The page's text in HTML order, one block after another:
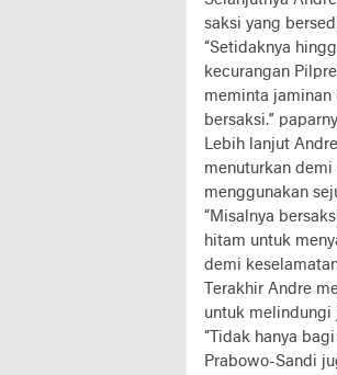
saksi yang
“Setidaknya
kecurangan
meminta jaminan
bersaksi.”
Lebih lanjut
menuturkan
menggunakan
“Misalnya
hitam untuk
demi
Terakhir Andre
untuk melindungi
“Tidak hanya
Prabowo-Sandi